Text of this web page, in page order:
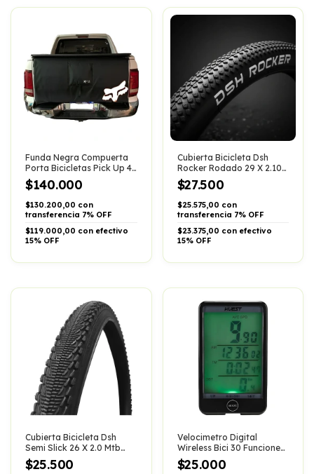
Funda Negra Compuerta
Porta Bicicletas Pick Up 4
Bicis Cordura Logo Fox
Blanco Contorno
$140.000
$130.200,00 con
transferencia 7% OFF
$119.000,00 con efectivo
15% OFF
Cubierta Bicicleta Dsh
Rocker Rodado 29 X 2.10
Mtb Urbana
$27.500
$25.575,00 con
transferencia 7% OFF
$23.375,00 con efectivo
15% OFF
Cubierta Bicicleta Dsh
Semi Slick 26 X 2.0 Mtb
Urbana Active
$25.500
Velocimetro Digital
Wireless Bici 30 Funciones
Kuest 30 Func Negro
$25.000